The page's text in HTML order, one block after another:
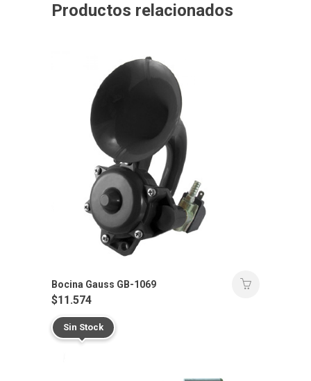
Productos relacionados
Bocina Gauss GB-1069
$11.574
Sin Stock